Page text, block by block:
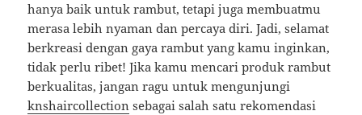
hanya baik untuk rambut, tetapi juga membuatmu
merasa lebih nyaman dan percaya diri. Jadi, selamat
berkreasi dengan gaya rambut yang kamu inginkan,
tidak perlu ribet! Jika kamu mencari produk rambut
berkualitas, jangan ragu untuk mengunjungi
knshaircollection sebagai salah satu rekomendasi